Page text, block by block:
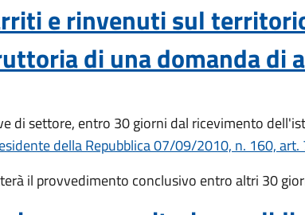
e rinvenuti sul
di una domanda di
di settore, entro 30 giorni dal ricevimento
della Repubblica 07/09/2010, n. 160, art.
il provvedimento conclusivo entro altri 30